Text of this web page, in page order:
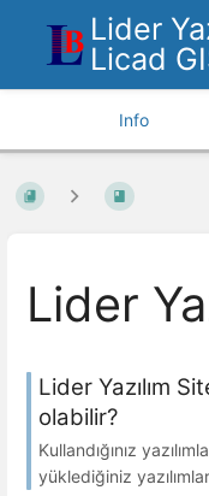
Lider
Licad
Info
Lider
Lider Yazılım
olabilir?
Kullandığınız
yüklediğiniz